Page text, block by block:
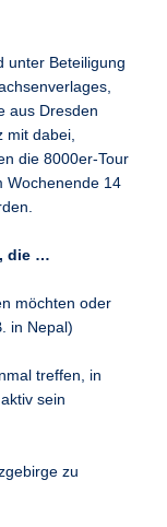
unter Beteiligung
aus Dresden
mit dabei,
die 8000er-Tour
Wochenende 14
die …
möchten oder
in Nepal)
treffen, in
sein
zu